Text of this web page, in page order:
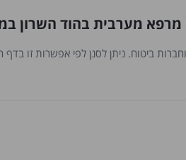
מערבית בהוד השרון
ביטוח. ניתן לסנן לפי אפשרות זו בדף